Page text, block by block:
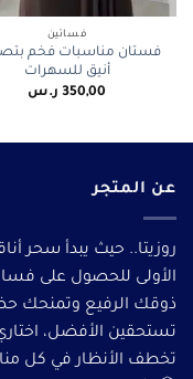
فساتين
فستان مناسبات فخم
أنيق للسهرات
350,00 ر.س
عن المتجر
روزيتا.. حيث يبدأ سحر
الأولى للحصول على
ذوقك الرفيع وتمنحك
تستحقين الأفضل،
تخطف الأنظار في كل